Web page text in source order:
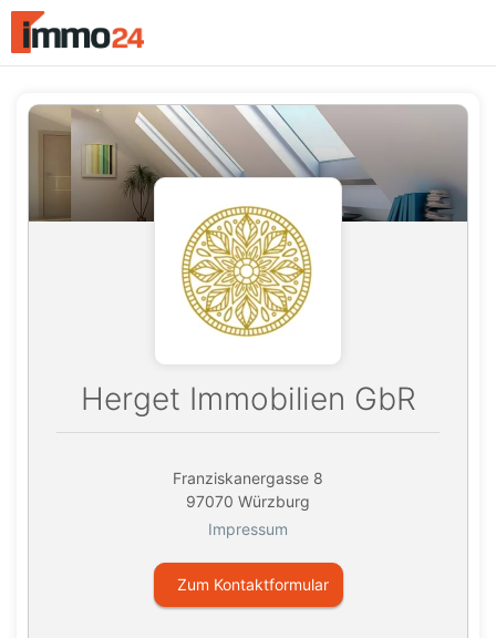
Accessibility
Modus
Navigation
zum
Herget Immobilien GbR
Franziskanergasse 8
97070 Würzburg
Impressum
Zum Kontaktformular